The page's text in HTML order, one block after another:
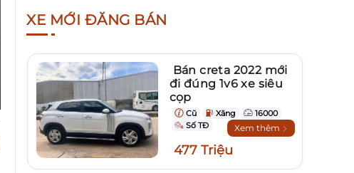
XE MỚI ĐĂNG BÁN
Bán creta 2022 mới
đi đúng 1v6 xe siêu
cọp
Cũ Xăng
16000
Số TĐ
Xem thêm
477 Triệu